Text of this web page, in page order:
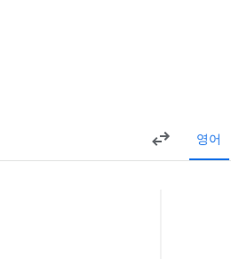
영어